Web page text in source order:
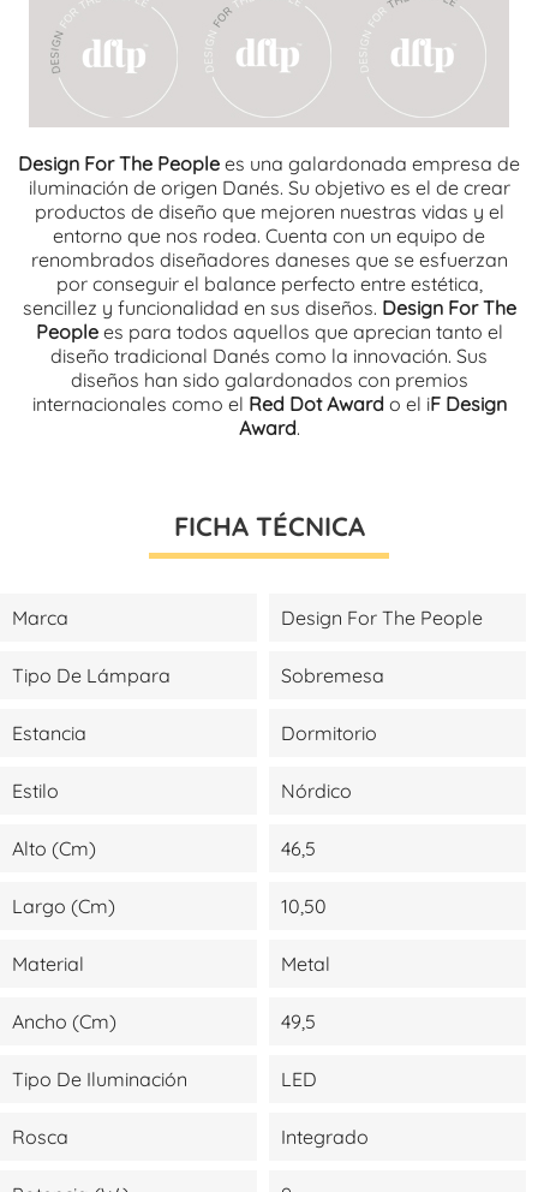
Design For The People es una galardonada empresa de
iluminación de origen Danés. Su objetivo es el de crear
productos de diseño que mejoren nuestras vidas y el
entorno que nos rodea. Cuenta con un equipo de
renombrados diseñadores daneses que se esfuerzan
por conseguir el balance perfecto entre estética,
sencillez y funcionalidad en sus diseños. Design For The
Peoplees para todos aquellos que aprecian tanto el
diseño tradicional Danés como la innovación. Sus
diseños han sido galardonados con premios
internacionales como el Red Dot Awardo el iF Design
Award.
FICHA TÉCNICA
Marca Design For The People
Tipo De Lámpara Sobremesa
Estancia Dormitorio
Estilo Nórdico
Alto (cm) 46,5
Largo (cm) 10,50
Material Metal
Ancho (cm) 49,5
Tipo De Iluminación LED
Rosca Integrado